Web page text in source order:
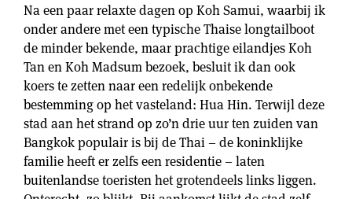
Na een paar relaxte dagen op Koh Samui, waarbij ik
onder andere met een typische Thaise longtailboot
de minder bekende, maar prachtige eilandjes Koh
Tan en Koh Madsum bezoek, besluit ik dan ook
koers te zetten naar een redelijk onbekende
bestemming op het vasteland: Hua Hin. Terwijl deze
stad aan het strand op zo’n drie uur ten zuiden van
Bangkok populair is bij de Thai – de koninklijke
familie heeft er zelfs een residentie – laten
buitenlandse toeristen het grotendeels links liggen.